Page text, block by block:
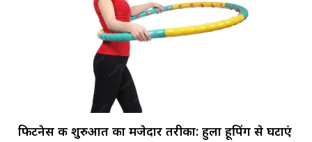
फिटनेस की शुरुआत का मजेदार तरीका: हुला हूपिंग से घटाएं